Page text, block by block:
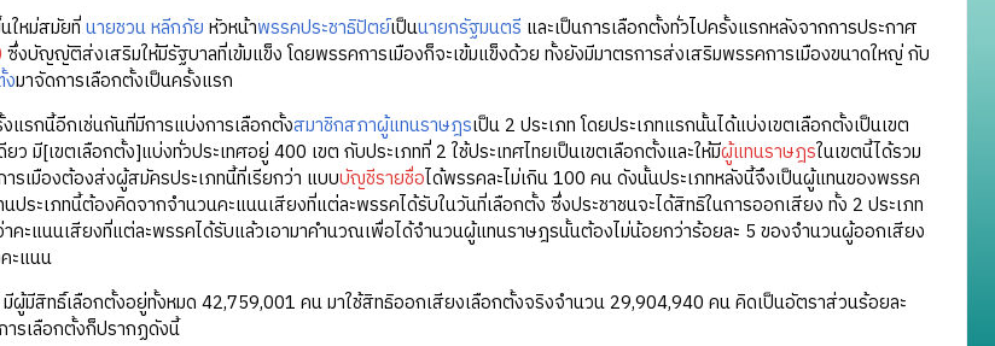
ใหม่สมัยที่นายชวน หลีกภัย หัวหน้าพรรคประชาธิปัตย์เป็นนายกรัฐมนตรี และเป็นการเลือกตั้งทั่วไปครั้งแรกหลังจากการประกาศ
ซึ่งบัญญัติส่งเสริมให้มีรัฐบาลที่เข้มแข็ง โดยพรรคการเมืองก็จะเข้มแข็งด้วย ทั้งยังมีมาตรการส่งเสริมพรรคการเมืองขนาดใหญ่ กับ
มาจัดการเลือกตั้งเป็นครั้งแรก
แรกนี้อีกเช่นกันที่มีการแบ่งการเลือกตั้งสมาชิกสภาผู้แทนราษฎรเป็น 2 ประเภท โดยประเภทแรกนั้นได้แบ่งเขตเลือกตั้งเป็นเขต
ว มี[เขตเลือกตั้ง]แบ่งทั่วประเทศอยู่ 400 เขต กับประเภทที่ 2 ใช้ประเทศไทยเป็นเขตเลือกตั้งและให้มีผู้แทนราษฎรในเขตนี้ได้รวม
รเมืองต้องส่งผู้สมัครประเภทนี้ที่เรียกว่า แบบบัญชีรายชื่อได้พรรคละไม่เกิน 100 คน ดังนั้นประเภทหลังนี้จึงเป็นผู้แทนของพรรค
ประเภทนี้ต้องคิดจากจำนวนคะแนนเสียงที่แต่ละพรรคได้รับในวันที่เลือกตั้ง ซึ่งประชาชนจะได้สิทธิในการออกเสียง ทั้ง 2 ประเภท
คะแนนเสียงที่แต่ละพรรคได้รับแล้วเอามาคำนวณเพื่อได้จำนวนผู้แทนราษฎรนั้นต้องไม่น้อยกว่าร้อยละ 5 ของจำนวนผู้ออกเสียง
ะแนน
มีผู้มีสิทธิ์เลือกตั้งอยู่ทั้งหมด 42,759,001 คน มาใช้สิทธิออกเสียงเลือกตั้งจริงจำนวน 29,904,940 คน คิดเป็นอัตราส่วนร้อยละ
ารเลือกตั้งก็ปรากฏดังนี้